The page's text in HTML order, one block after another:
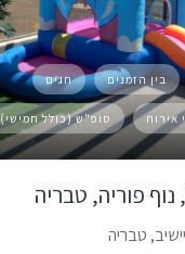
בין הזמנים חגים
אירוח סופ"ש (כולל חמישי)
פוריה, טבריה
טבריה